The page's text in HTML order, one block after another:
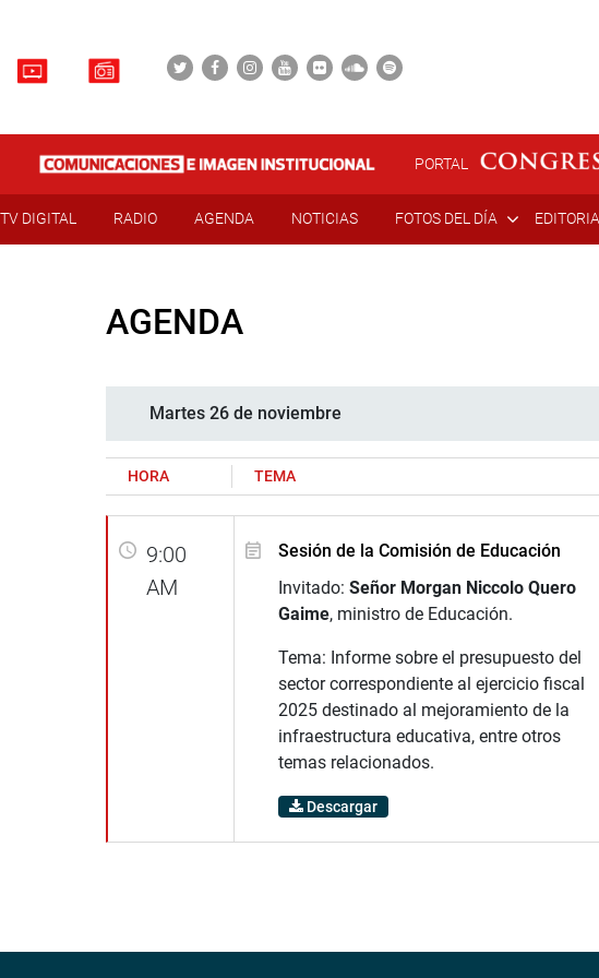
PORTAL
TV DIGITAL RADIO AGENDA NOTICIAS FOTOS DEL DÍA
AGENDA
Martes 26 de noviembre
HORA TEMA
9:00
AM
Sesión de la Comisión de Educación
Invitado: Señor Morgan Niccolo Quero
Gaime, ministro de Educación.
Tema: Informe sobre el presupuesto del
sector correspondiente al ejercicio fiscal
2025 destinado al mejoramiento de la
infraestructura educativa, entre otros
temas relacionados.
Descargar